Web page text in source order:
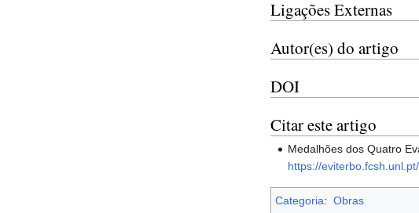
Ligações Externas
Autor(es) do artigo
DOI
Citar este artigo
Medalhões dos Quatro
https://
Categoria: Obras